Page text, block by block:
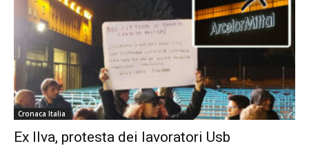
Cronaca Italia
Ex Ilva, protesta dei lavoratori Usb